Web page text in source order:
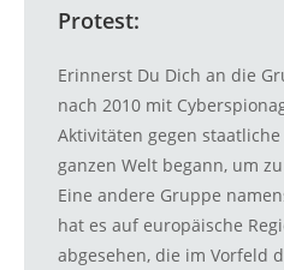
Protest:
Erinnerst Du Dich an die
nach 2010 mit
Aktivitäten gegen
ganzen Welt begann, um
Eine andere Gruppe
hat es auf europäische
abgesehen, die im Vorfeld